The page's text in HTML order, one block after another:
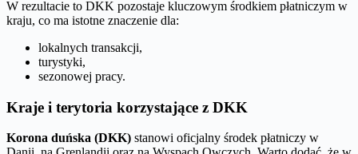
W rezultacie to DKK pozostaje kluczowym środkiem płatniczym w
kraju, co ma istotne znaczenie dla:
lokalnych transakcji,
turystyki,
sezonowej pracy.
Kraje i terytoria korzystające z DKK
Korona duńska (DKK) stanowi oficjalny środek płatniczy w